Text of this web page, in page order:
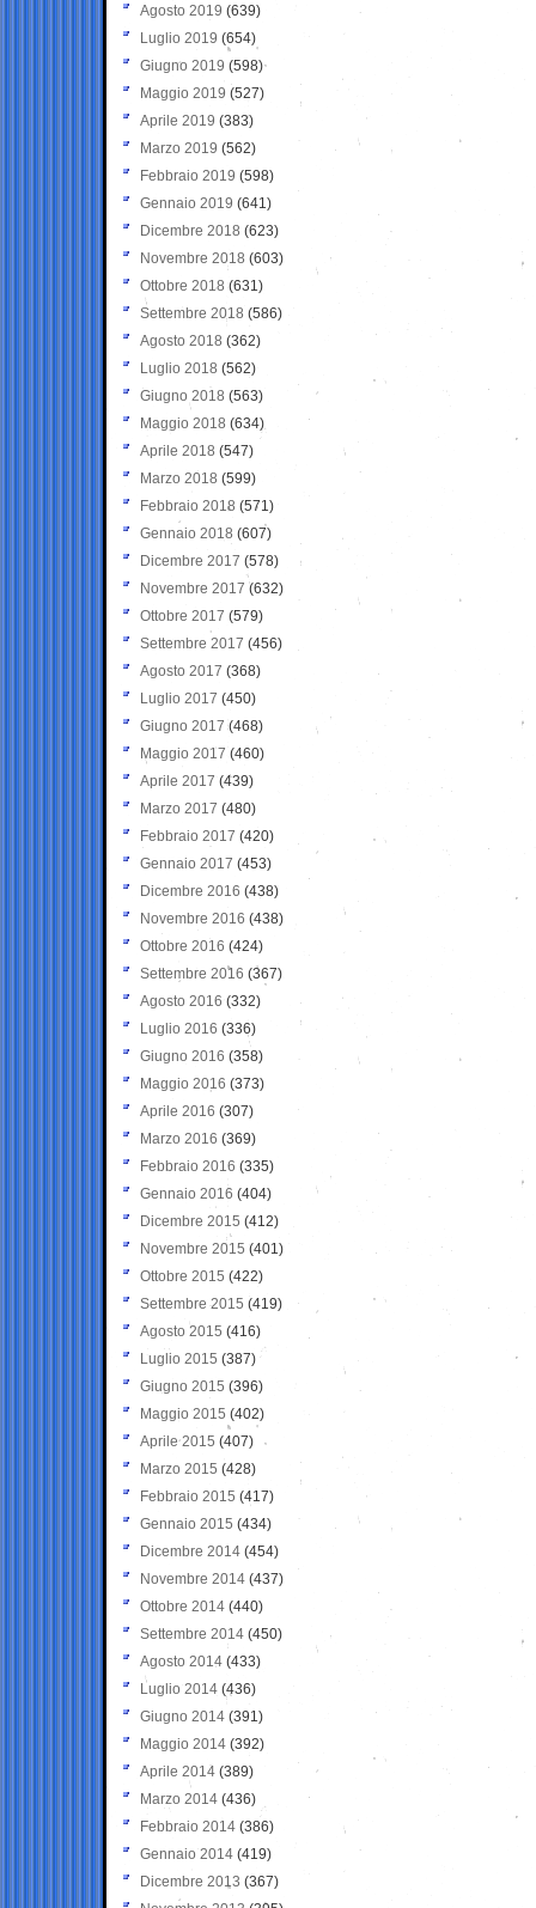
Agosto 2019 (639)
Luglio 2019 (654)
Giugno 2019 (598)
Maggio 2019 (527)
Aprile 2019 (383)
Marzo 2019 (562)
Febbraio 2019 (598)
Gennaio 2019 (641)
Dicembre 2018 (623)
Novembre 2018 (603)
Ottobre 2018 (631)
Settembre 2018 (586)
Agosto 2018 (362)
Luglio 2018 (562)
Giugno 2018 (563)
Maggio 2018 (634)
Aprile 2018 (547)
Marzo 2018 (599)
Febbraio 2018 (571)
Gennaio 2018 (607)
Dicembre 2017 (578)
Novembre 2017 (632)
Ottobre 2017 (579)
Settembre 2017 (456)
Agosto 2017 (368)
Luglio 2017 (450)
Giugno 2017 (468)
Maggio 2017 (460)
Aprile 2017 (439)
Marzo 2017 (480)
Febbraio 2017 (420)
Gennaio 2017 (453)
Dicembre 2016 (438)
Novembre 2016 (438)
Ottobre 2016 (424)
Settembre 2016 (367)
Agosto 2016 (332)
Luglio 2016 (336)
Giugno 2016 (358)
Maggio 2016 (373)
Aprile 2016 (307)
Marzo 2016 (369)
Febbraio 2016 (335)
Gennaio 2016 (404)
Dicembre 2015 (412)
Novembre 2015 (401)
Ottobre 2015 (422)
Settembre 2015 (419)
Agosto 2015 (416)
Luglio 2015 (387)
Giugno 2015 (396)
Maggio 2015 (402)
Aprile 2015 (407)
Marzo 2015 (428)
Febbraio 2015 (417)
Gennaio 2015 (434)
Dicembre 2014 (454)
Novembre 2014 (437)
Ottobre 2014 (440)
Settembre 2014 (450)
Agosto 2014 (433)
Luglio 2014 (436)
Giugno 2014 (391)
Maggio 2014 (392)
Aprile 2014 (389)
Marzo 2014 (436)
Febbraio 2014 (386)
Gennaio 2014 (419)
Dicembre 2013 (367)